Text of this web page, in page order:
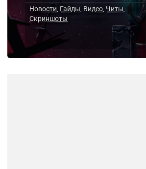
Новости, Гайды, Видео, Читы,
Скриншоты